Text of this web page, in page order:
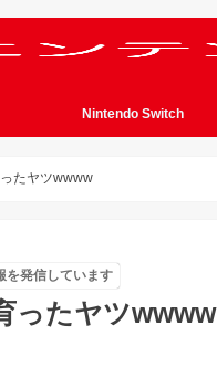
Nintendo Switch
たヤツwwww
を発信しています
ったヤツwwww